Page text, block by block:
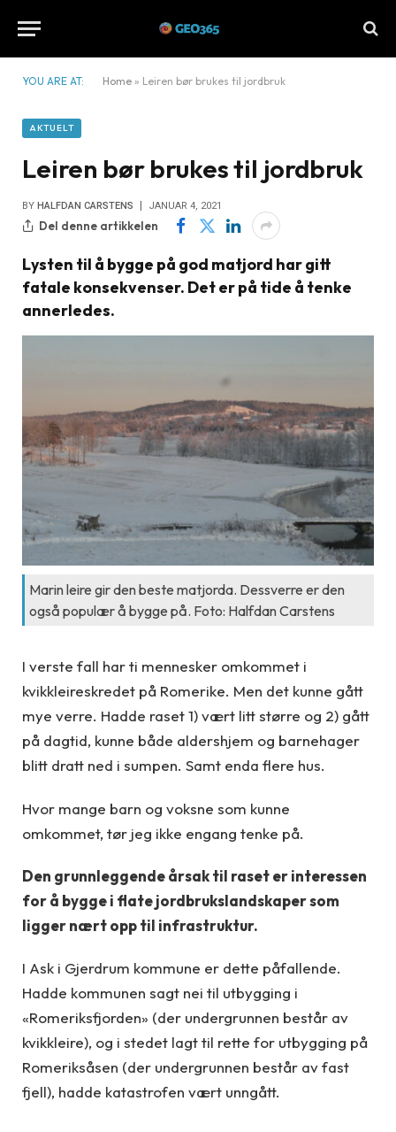
YOU ARE AT: Home » Leiren bør brukes til jordbruk
AKTUELT
Leiren bør brukes til jordbruk
BY HALFDAN CARSTENS JANUAR 4, 2021
Del denne artikkelen
Lysten til å bygge på god matjord har gitt
fatale konsekvenser. Det er på tide å tenke
annerledes.
Marin leire gir den beste matjorda. Dessverre er den
også populær å bygge på. Foto: Halfdan Carstens
I verste fall har ti mennesker omkommet i
kvikkleireskredet på Romerike. Men det kunne gått
mye verre. Hadde raset 1) vært litt større og 2) gått
på dagtid, kunne både aldershjem og barnehager
blitt dratt ned i sumpen. Samt enda flere hus.
Hvor mange barn og voksne som kunne
omkommet, tør jeg ikke engang tenke på.
Den grunnleggende årsak til raset er interessen
for å bygge i flate jordbrukslandskaper som
ligger nært opp til infrastruktur.
I Ask i Gjerdrum kommune er dette påfallende.
Hadde kommunen sagt nei til utbygging i
«Romeriksfjorden» (der undergrunnen består av
kvikkleire), og i stedet lagt til rette for utbygging på
Romeriksåsen (der undergrunnen består av fast
fjell), hadde katastrofen vært unngått.